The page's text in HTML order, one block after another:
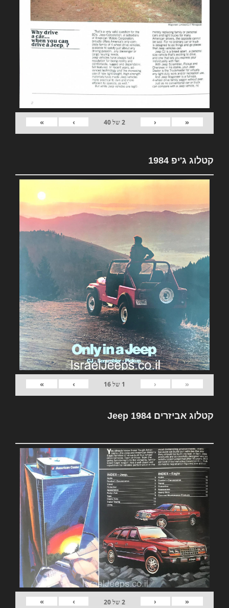
«
‹
2של40
›
»
קטלוג ג'יפ 1984
«
‹
1 של16
›
»
קטלוג אביזרים Jeep 1984
«
‹
2של20
›
»